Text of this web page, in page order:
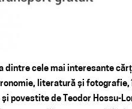
dintre cele mai interesante
literatură și fotografie,
povestite de Teodor Hossu-